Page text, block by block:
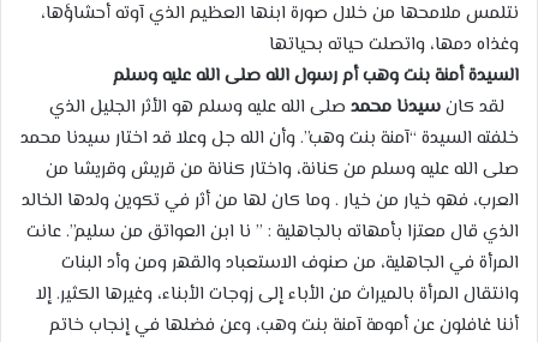
نتلمس ملامحها من خلال صورة ابنها العظيم الذي آوته أحشاؤها،
وغذاه دمها، واتصلت حياته بحياتها
السيدة أمنة بنت وهب أم رسول الله صلى الله عليه وسلم
لقد كانسيدنا محمد صلى الله عليه وسلم هو الأثر الجليل الذي
خلفته السيدة “آمنة بنت وهب”. وأن الله جل وعلا قد اختار سيدنا محمد
صلى الله عليه وسلم من كنانة، واختار كنانة من قريش وقريشا من
العرب، فهو خيار من خيار . وما كان لها من أثر في تكوين ولدها الخالد
الذي قال معتزا بأمهاته بالجاهلية : ” نا ابن العواتق من سليم”. عانت
المرأة في الجاهلية، من صنوف الاستعباد والقهر ومن وأد البنات
وانتقال المرأة بالميراث من الأباء إلى زوجات الأبناء، وغيرها الكثير. إلا
أننا غافلون عن أمومة آمنة بنت وهب، وعن فضلها في إنجاب خاتم